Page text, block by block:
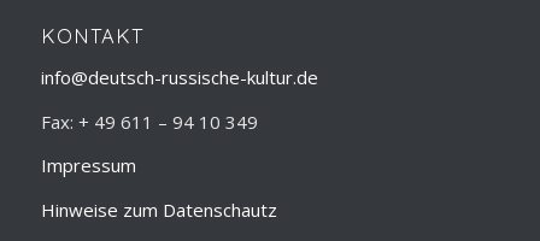
KONTAKT
info@deutsch-russische-kultur.de
Fax: + 49 611 – 94 10 349
Impressum
Hinweise zum Datenschautz